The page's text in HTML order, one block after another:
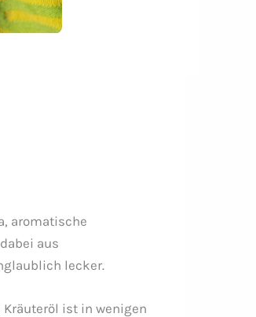
aromatische
aus
lecker.
Kräuteröl ist in wenigen